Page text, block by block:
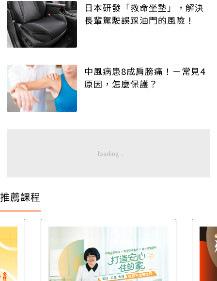
日本研發「救命坐墊」，解決
長輩駕駛誤踩油門的風險！
中風病患8成肩膀痛！－常見4
原因，怎麼保護？
推薦課程